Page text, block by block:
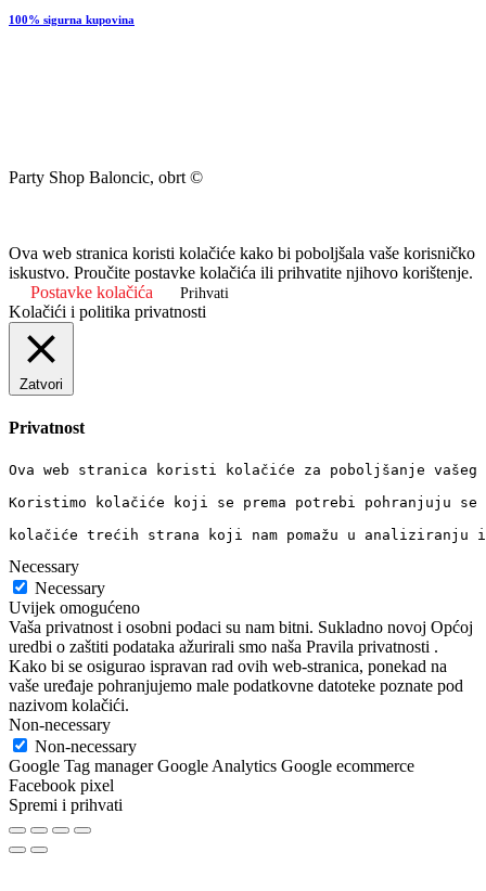
100% sigurna kupovina
Party Shop Baloncic, obrt ©
Ova web stranica koristi kolačiće kako bi poboljšala vaše korisničko
iskustvo. Proučite postavke kolačića ili prihvatite njihovo korištenje.
Postavke kolačića
Prihvati
Kolačići i politika privatnosti
Zatvori
Privatnost
Ova web stranica koristi kolačiće za poboljšanje
Koristimo kolačiće koji se prema potrebi pohranjuju
kolačiće trećih strana koji nam pomažu u
Necessary
Necessary
Uvijek omogućeno
Vaša privatnost i osobni podaci su nam bitni. Sukladno novoj Općoj
uredbi o zaštiti podataka ažurirali smo naša Pravila privatnosti .
Kako bi se osigurao ispravan rad ovih web-stranica, ponekad na
vaše uređaje pohranjujemo male podatkovne datoteke poznate pod
nazivom kolačići.
Non-necessary
Non-necessary
Google Tag manager Google Analytics Google ecommerce
Facebook pixel
Spremi i prihvati